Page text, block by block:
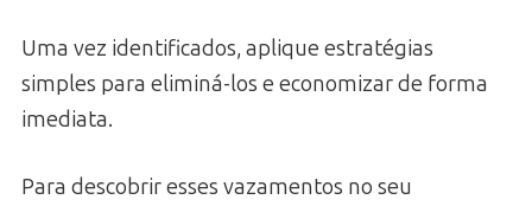
Uma vez identificados, aplique estratégias
simples para eliminá-los e economizar de forma
imediata.
Para descobrir esses vazamentos no seu